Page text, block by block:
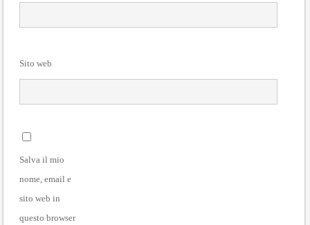
Sito web
Salva il mio
nome, email e
sito web in
questo browser